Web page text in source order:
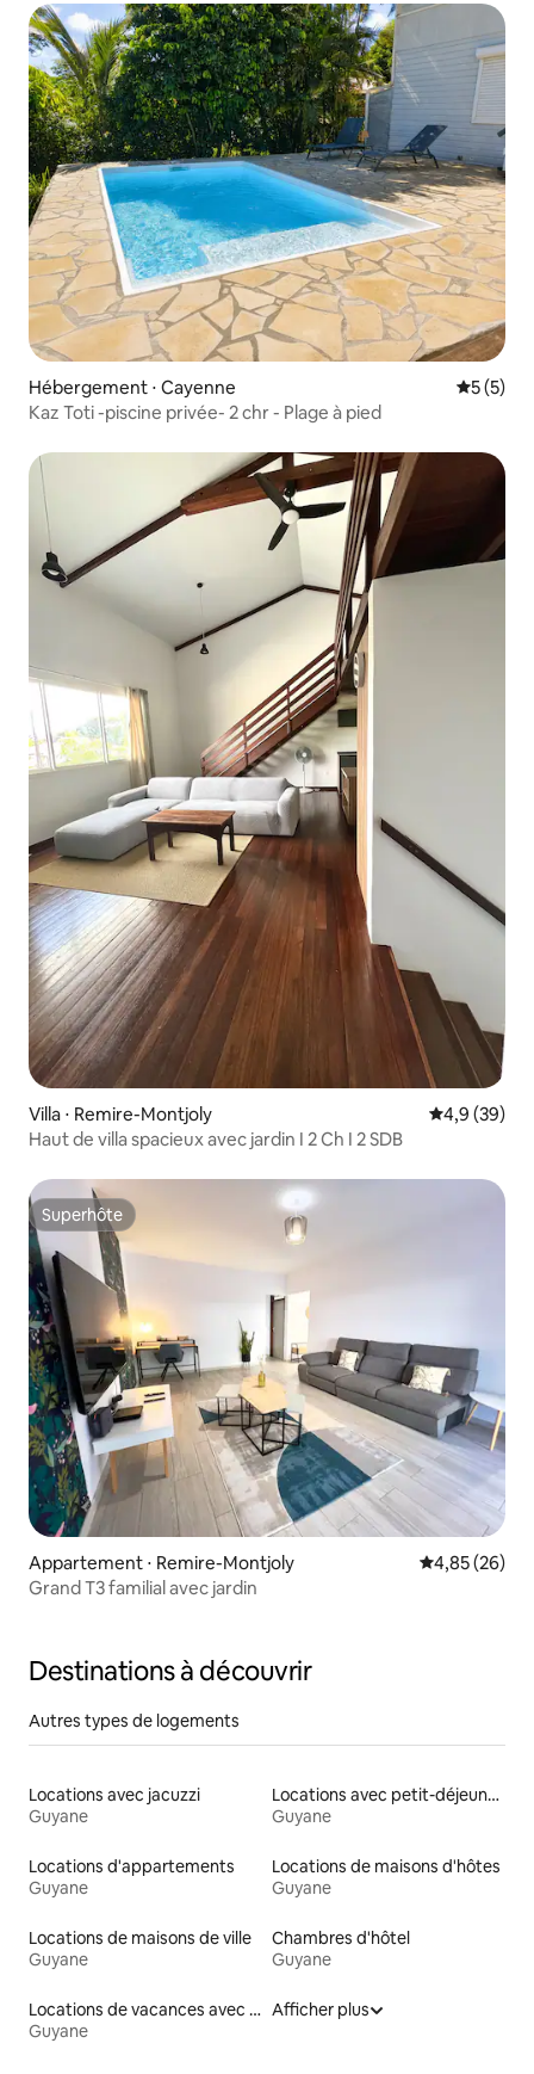
Hébergement ⋅ Cayenne
5 (5)
Kaz Toti -piscine privée- 2 chr - Plage à pied
Villa ⋅ Remire-Montjoly Évaluation
4,9 (39)
Haut de villa spacieux avec jardin I 2 Ch I 2 SDB
Superhôte
Superhôte
Appartement ⋅ Remire-Montjoly Évaluation
4,85 (26)
Grand T3 familial avec jardin
Destinations à découvrir
Autres types de logements
Locations avec jacuzzi
Guyane
Locations avec petit-déjeuner
Guyane
Locations d'appartements
Guyane
Locations de maisons d'hôtes
Guyane
Locations de maisons de ville
Guyane
Chambres d'hôtel
Guyane
Locations de vacances avec piscine
Guyane
Afficher plus